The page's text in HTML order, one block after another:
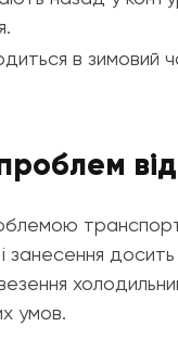
в зимовий
від
занесення
умов.